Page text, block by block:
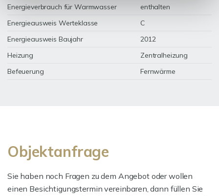
Energieverbrauch für Warmwasser
enthalten
Energieausweis Werteklasse
C
Energieausweis Baujahr
2012
Heizung
Zentralheizung
Befeuerung
Fernwärme
Objektanfrage
Sie haben noch Fragen zu dem Angebot oder wollen
einen Besichtigungstermin vereinbaren, dann füllen Sie